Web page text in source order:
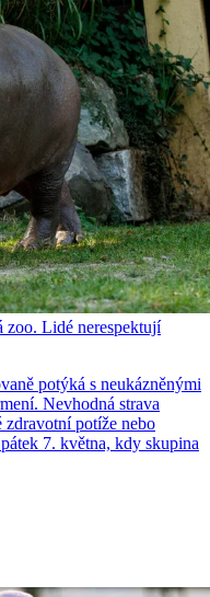
zoo. Lidé nerespektují
potýká s neukázněnými
Nevhodná strava
zdravotní potíže nebo
7. května, kdy skupina